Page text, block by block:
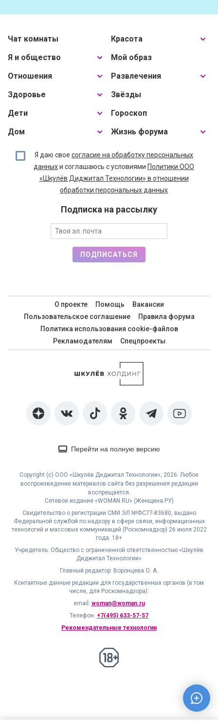
Чат комнаты
Я и общество
Отношения
Здоровье
Дети
Дом
Красота
Мой образ
Развлечения
Звёзды
Гороскоп
Жизнь форума
Я даю свое согласие на обработку персональных
данныхи соглашаюсь с условиями Политики ООО
«Шкулёв Диджитал Технологии» в отношении
обработки персональных данных
Подписка на рассылку
ПОДПИСАТЬСЯ
О проекте Помощь
Вакансии
Пользовательское соглашение
Правила форума
Политика использования cookie-файлов
Рекламодателям
Спецпроекты
Перейти на полную версию
Copyright (с) ООО «Шкулёв Диджитал Технологии», 2026. Любое
воспроизведение материалов сайта без разрешения редакции
воспрещается.
Сетевое издание «WOMAN.RU» (Женщина.РУ)
Свидетельство о регистрации СМИ ЭЛ №ФС77-83680, выдано
Федеральной службой по надзору в сфере связи, информационных
технологий и массовых коммуникаций (Роскомнадзор) 26 июля 2022
года. 18+
Учредитель: Общество с ограниченной ответственностью «Шкулёв
Диджитал Технологии»
Главный редактор: Воронцева О. А.
Контактные данные редакции для государственных органов (в том
числе, для Роскомнадзора):
email: woman@woman.ru
Телефон: +7(495) 633-57-57
Рекомендательные технологии
18+